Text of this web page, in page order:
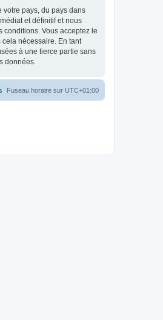
votre pays, du pays dans
et définitif et nous
conditions. Vous acceptez le
cela nécessaire. En tant
à une tierce partie sans
données.
Fuseau horaire sur UTC+01:00